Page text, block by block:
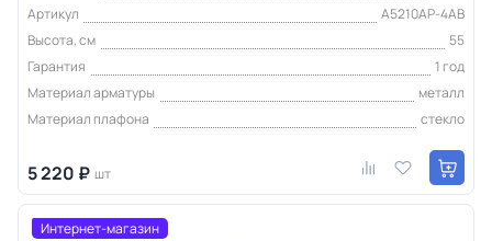
Артикул
A5210AP-4AB
Высота, см
55
Гарантия
1 год
Материал арматуры
металл
Материал плафона
стекло
5 220 ₽ шт
Интернет-магазин